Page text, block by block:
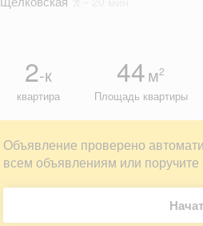
2-к
квартира
44м2
Площадь квартиры
Объявление проверено
всем объявлениям или